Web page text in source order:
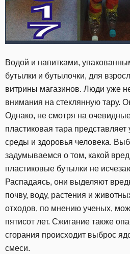
Водой и напитками,
бутылки и бутылочки, для
витрины магазинов. Люди уже
внимания на стеклянную тару.
Однако, не смотря на
пластиковая тара
среды и здоровья человека.
задумываемся о том, какой
пластиковые бутылки не
Распадаясь, они выделяют
почву, воду, растения и
отходов, по мнению ученых,
пятисот лет. Сжигание также
сгорания происходит выброс
смеси.